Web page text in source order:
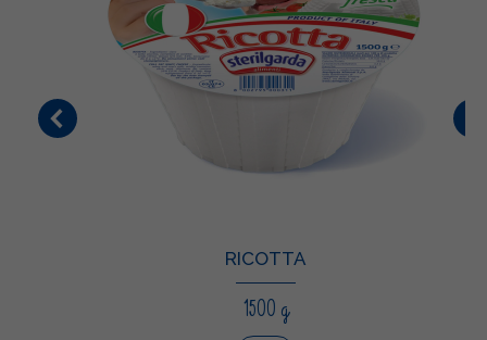
RICOTTA
1500 g